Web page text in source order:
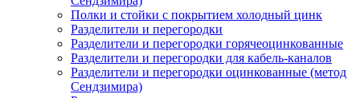
Полки и стойки с покрытием холодный цинк
Разделители и перегородки
Разделители и перегородки горячеоцинкованные
Разделители и перегородки для кабель-каналов
Разделители и перегородки оцинкованные (метод
Сендзимира)